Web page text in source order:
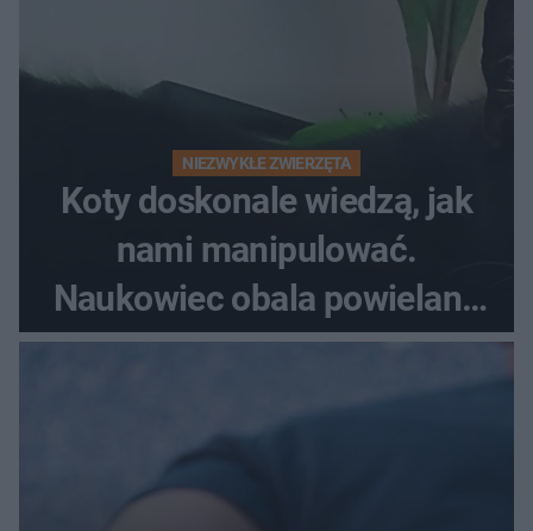
NIEZWYKŁE ZWIERZĘTA
Koty doskonale wiedzą, jak
nami manipulować.
Naukowiec obala powielane
od lat mity na ich temat